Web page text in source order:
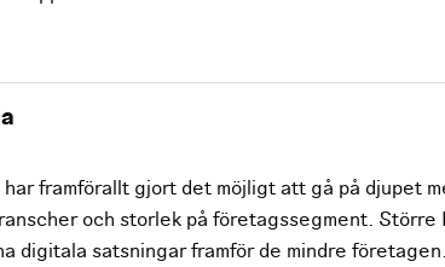
framförallt gjort det möjligt att gå på djupet
och storlek på företagssegment.
digitala satsningar framför de mindre